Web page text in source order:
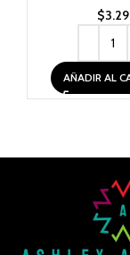
$3.29
AÑADIR AL